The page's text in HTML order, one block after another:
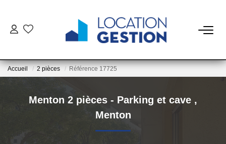
La Gestion Du Bien
La Gestion Du Locataire
Accueil 2 pièces Référence 17725
Menton 2 pièces - Parking et cave ,
Menton